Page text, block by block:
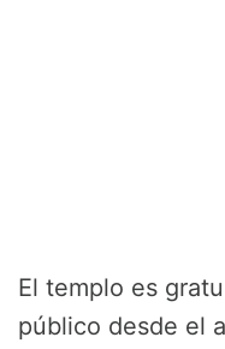
El templo es
público desde el